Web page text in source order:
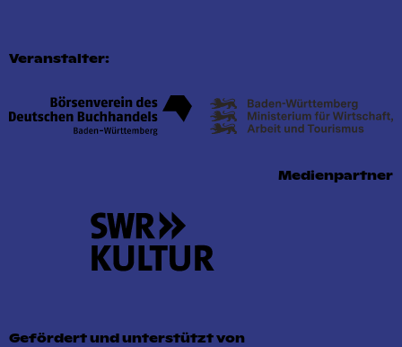
Veranstalter:
Medienpartner
Gefördert und unterstützt von